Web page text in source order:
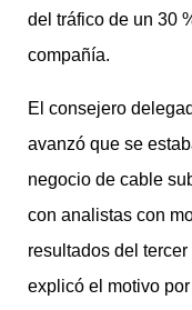
del tráfico de un 30
compañía.
El consejero
avanzó que se
negocio de cable
con analistas con
resultados del
explicó el motivo